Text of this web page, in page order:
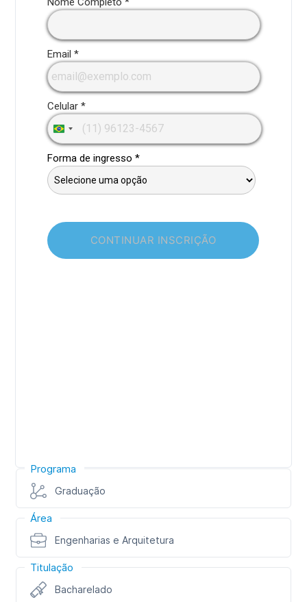
Programa
Graduação
Área
Engenharias e Arquitetura
Titulação
Bacharelado